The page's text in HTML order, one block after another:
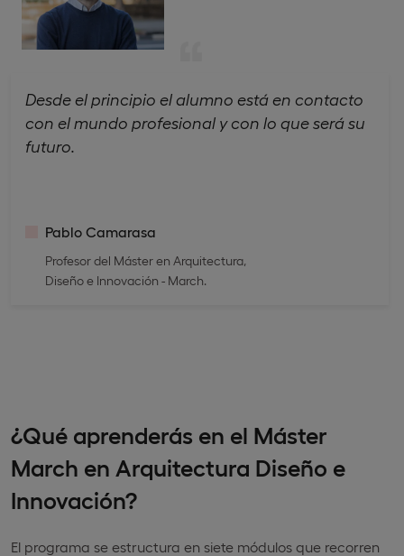
Desde el principio el alumno está en contacto
con el mundo profesional y con lo que será su
futuro.
Pablo Camarasa
Profesor del Máster en Arquitectura,
Diseño e Innovación - March.
¿Qué aprenderás en el Máster
March en Arquitectura Diseño e
Innovación?
El programa se estructura en siete módulos que recorren